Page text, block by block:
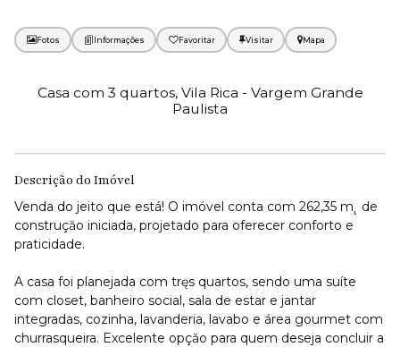
Fotos Favoritar Mapa
Casa com 3 quartos, Vila Rica - Vargem Grande
Paulista
Descrição do Imóvel
Venda do jeito que está! O imóvel conta com 262,35 m˛ de
construçăo iniciada, projetado para oferecer conforto e
praticidade.
A casa foi planejada com tręs quartos, sendo uma suíte
com closet, banheiro social, sala de estar e jantar
integradas, cozinha, lavanderia, lavabo e área gourmet com
churrasqueira. Excelente opçăo para quem deseja concluir a